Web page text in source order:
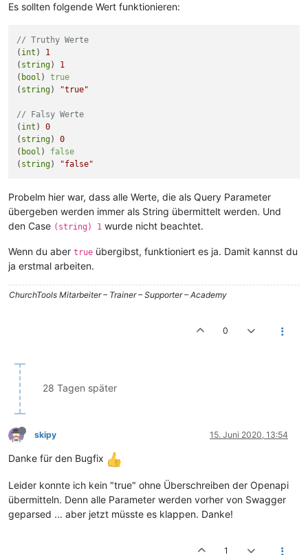
Es sollten folgende Wert funktionieren:
// Truthy Werte
( int ) 1
( string) 1
( bool ) true
( string) "true"
// Falsy Werte
( int ) 0
( string) 0
( bool ) false
( string) "false"
Probelm hier war, dass alle Werte, die als Query Parameter
übergeben werden immer als String übermittelt werden. Und
den Case (string) 1 wurde nicht beachtet.
Wenn du aber true übergibst, funktioniert es ja. Damit kannst du
ja erstmal arbeiten.
ChurchTools Mitarbeiter – Trainer – Supporter – Academy
0
28 Tagen später
skipy 15. Juni 2020, 13:54
Danke für den Bugfix
Leider konnte ich kein "true" ohne Überschreiben der Openapi
übermitteln. Denn alle Parameter werden vorher von Swagger
geparsed ... aber jetzt müsste es klappen. Danke!
1